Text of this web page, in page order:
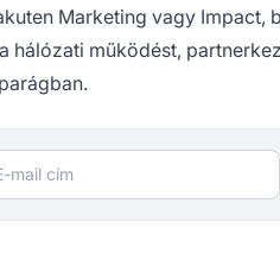
Marketing vagy Impact,
hálózati működést,
cím